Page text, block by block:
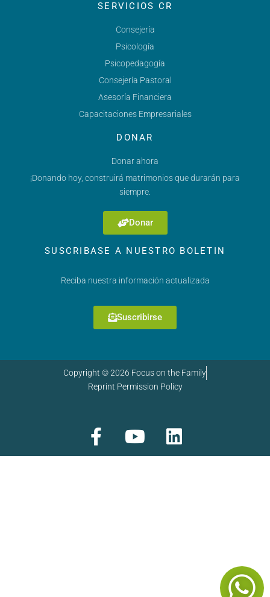
SERVICIOS CR
Consejería
Psicología
Psicopedagogía
Consejería Pastoral
Asesoría Financiera
Capacitaciones Empresariales
DONAR
Donar ahora
¡Donando hoy, construirá matrimonios que durarán para
siempre.
Donar
SUSCRIBASE A NUESTRO BOLETIN
Reciba nuestra información actualizada
Suscribirse
Copyright © 2026 Focus on the Family
Reprint Permission Policy